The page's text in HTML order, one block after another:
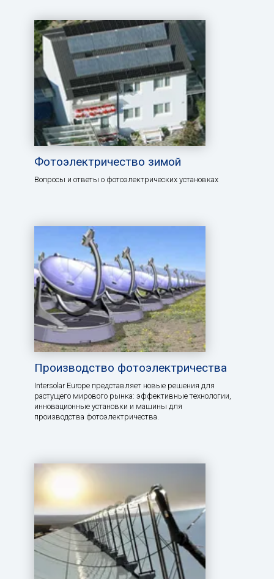
Фотоэлектричество зимой
Вопросы и ответы о фотоэлектрических установках
Производство фотоэлектричества
Intersolar Europe представляет новые решения для
растущего мирового рынка: эффективные технологии,
инновационные установки и машины для
производства фотоэлектричества.